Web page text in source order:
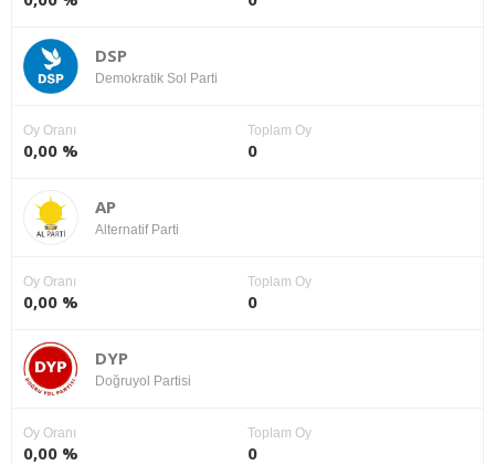
DSP
Demokratik Sol Parti
Oy Oranı
0,00 %
Toplam Oy
0
AP
Alternatif Parti
Oy Oranı
0,00 %
Toplam Oy
0
DYP
Doğruyol Partisi
Oy Oranı
0,00 %
Toplam Oy
0